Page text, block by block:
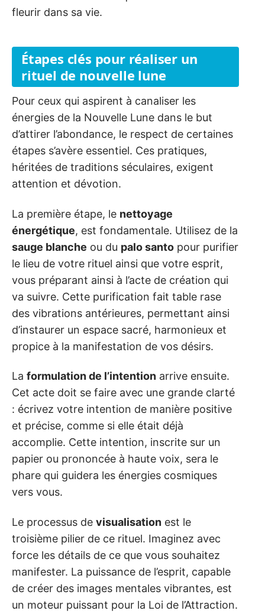
fleurir dans sa vie.
Étapes clés pour réaliser un
rituel de nouvelle lune
Pour ceux qui aspirent à canaliser les
énergies de la Nouvelle Lune dans le but
d’attirer l’abondance, le respect de certaines
étapes s’avère essentiel. Ces pratiques,
héritées de traditions séculaires, exigent
attention et dévotion.
La première étape, le nettoyage
énergétique, est fondamentale. Utilisez de la
sauge blanche ou du palo santo pour purifier
le lieu de votre rituel ainsi que votre esprit,
vous préparant ainsi à l’acte de création qui
va suivre. Cette purification fait table rase
des vibrations antérieures, permettant ainsi
d’instaurer un espace sacré, harmonieux et
propice à la manifestation de vos désirs.
La formulation de l’intention arrive ensuite.
Cet acte doit se faire avec une grande clarté
: écrivez votre intention de manière positive
et précise, comme si elle était déjà
accomplie. Cette intention, inscrite sur un
papier ou prononcée à haute voix, sera le
phare qui guidera les énergies cosmiques
vers vous.
Le processus de visualisation est le
troisième pilier de ce rituel. Imaginez avec
force les détails de ce que vous souhaitez
manifester. La puissance de l’esprit, capable
de créer des images mentales vibrantes, est
un moteur puissant pour la Loi de l’Attraction.